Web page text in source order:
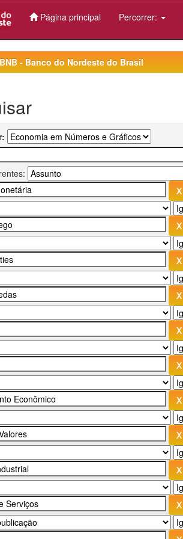
Página principal Percorrer:
- Banco do Nordeste do Brasil